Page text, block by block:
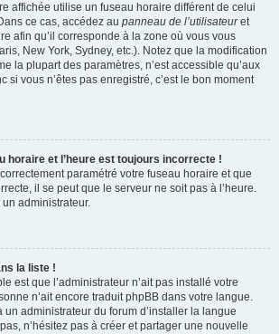
affichée utilise un fuseau horaire différent de celui
ce cas, accédez au panneau de l’utilisateuret
afin qu’il corresponde à la zone où vous vous
New York, Sydney, etc.). Notez que la modification
la plupart des paramètres, n’est accessible qu’aux
si vous n’êtes pas enregistré, c’est le bon moment
horaire et l’heure est toujours incorrecte !
paramétré votre fuseau horaire et que
il se peut que le serveur ne soit pas à l’heure.
administrateur.
la liste !
est que l’administrateur n’ait pas installé votre
n’ait encore traduit phpBB dans votre langue.
un administrateur du forum d’installer la langue
n’hésitez pas à créer et partager une nouvelle